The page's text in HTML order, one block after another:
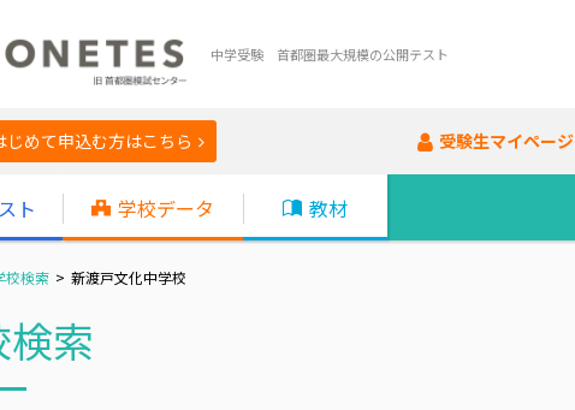
中学受験 首都圏最大規模の公開テスト
じめて申込む方はこちら 受験生マイページ
ト 学校データ 教材
校検索 新渡戸文化中学校
索